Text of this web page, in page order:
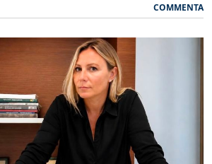
COMMENTA